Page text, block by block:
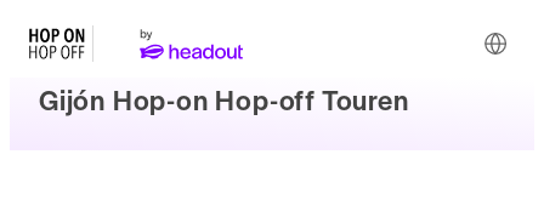
Gijón Hop-on Hop-off Touren